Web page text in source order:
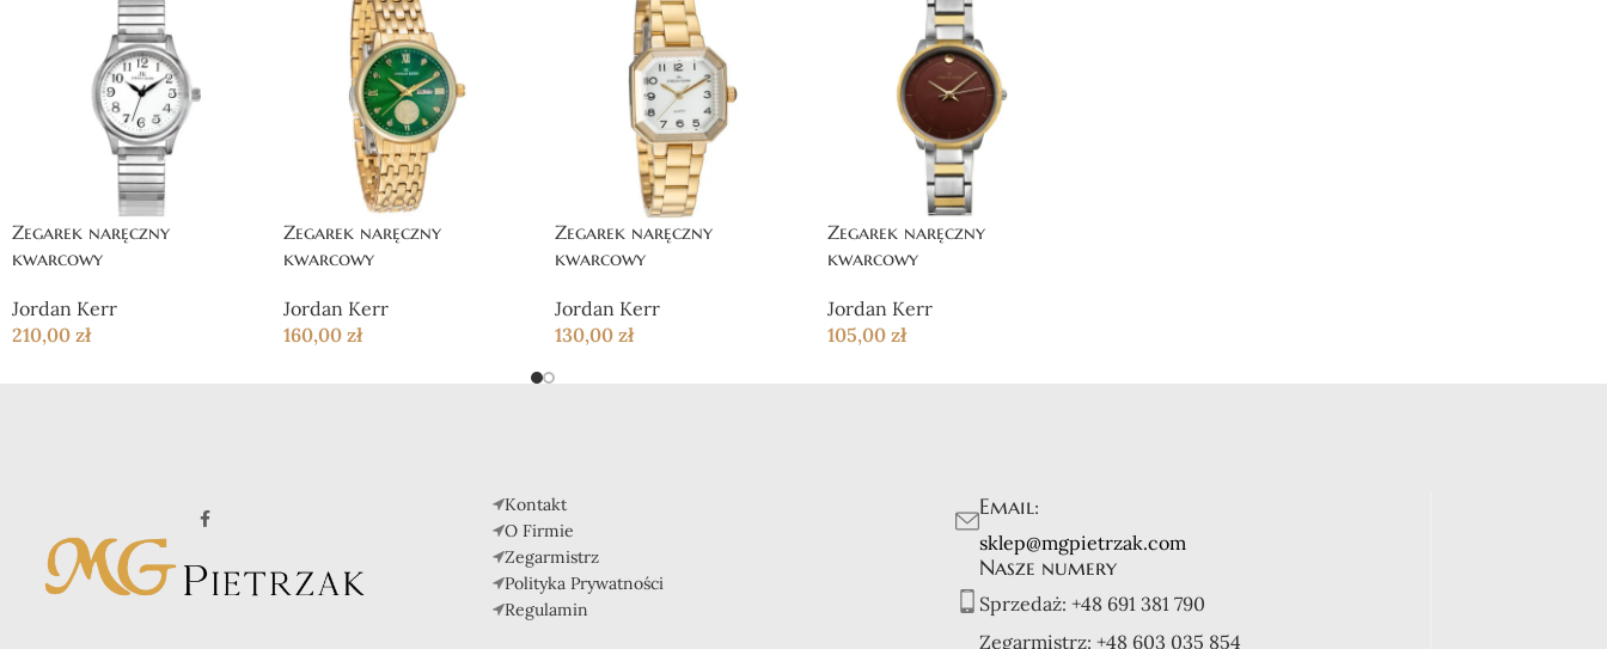
Zegarek naręczny
kwarcowy
Jordan Kerr
210,00 zł
Zegarek naręczny
kwarcowy
Jordan Kerr
160,00zł
Zegarek naręczny
kwarcowy
Jordan Kerr
130,00zł
Zegarek naręczny
kwarcowy
Jordan Kerr
105,00 zł
Kontakt
O Firmie
Zegarmistrz
Polityka Prywatności
Regulamin
Email:
sklep@mgpietrzak.com
Nasze numery
Sprzedaż: +48 691 381 790
Zegarmistrz: +48 603 035 854